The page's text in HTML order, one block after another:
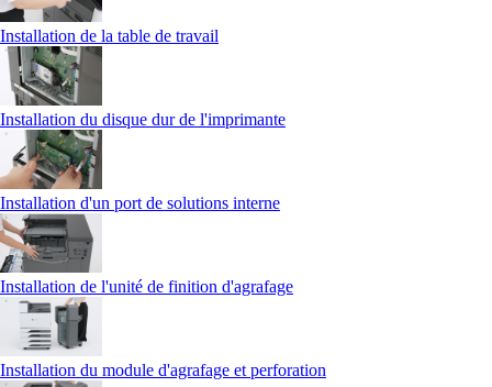
Installation de la table de travail
Installation du disque dur de l'imprimante
Installation d'un port de solutions interne
Installation de l'unité de finition d'agrafage
Installation du module d'agrafage et perforation